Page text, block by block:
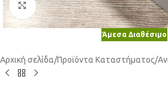
Κλικ για μεγέθυνση
Άμεσα Διαθέσιμο
Αρχική σελίδα/Προϊόντα Καταστήματος/